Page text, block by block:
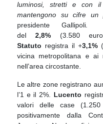
luminosi, stretti e con
mantengono su cifre un
presidente Gallipoli
del2,8% (3.580
Statuto registra il +3,1%
vicina metropolitana e ai
nell’area circostante.
Le altre zone registrano
l’1 e il 2%. Lucento
valori delle case
positivamente dalla